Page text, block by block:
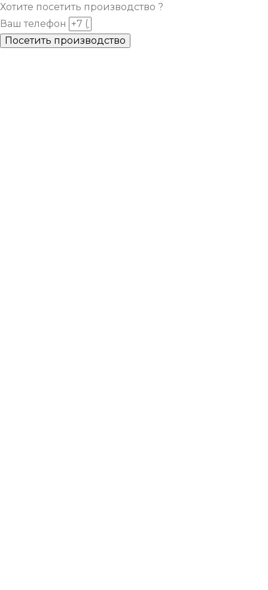
Хотите посетить производство ?
Ваш телефон
Посетить производство